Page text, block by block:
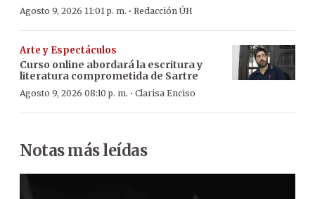
Agosto 9, 2026 11:01 p. m. · Redacción ÚH
Arte y Espectáculos
Curso online abordará la escritura y
literatura comprometida de Sartre
Agosto 9, 2026 08:10 p. m. · Clarisa Enciso
Notas más leídas